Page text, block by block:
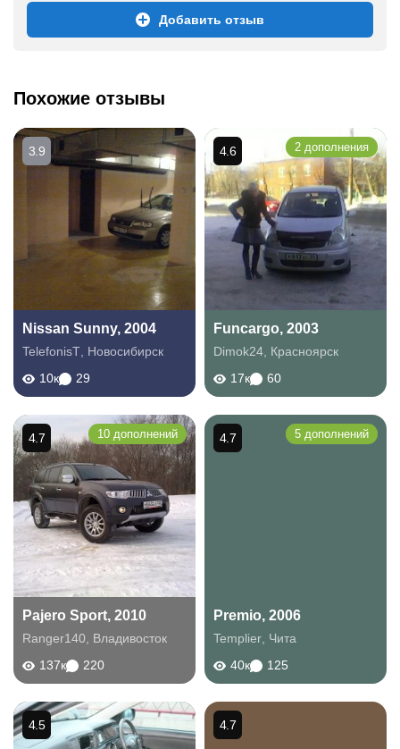
Добавить отзыв
Похожие отзывы
Nissan Sunny, 2004
TelefonisT Новосибирск
10к
29
3.9
Funcargo, 2003
Dimok24 Красноярск
17к
60
4.6 2 дополнения
Pajero Sport, 2010
Ranger140
Владивосток
137к
220
4.7 10 дополнений
Premio, 2006
Templier Чита
40к
125
4.7 5 дополнений
4.5 4.7